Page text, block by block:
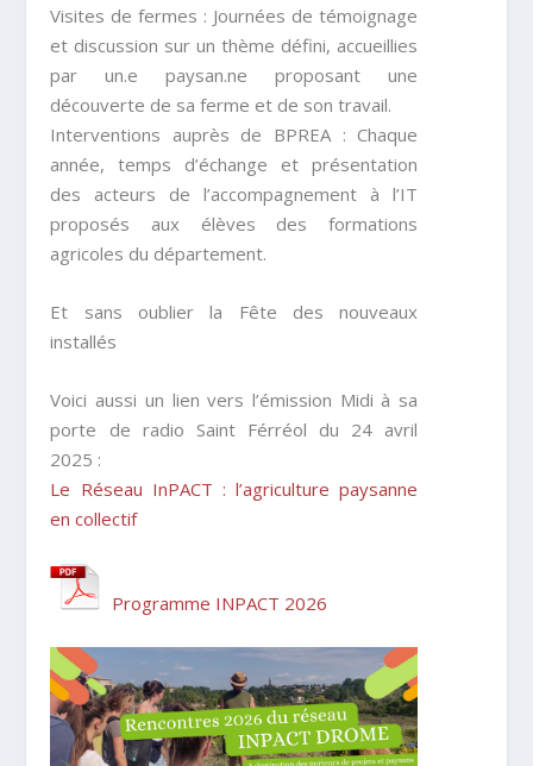
Visites de fermes : Journées de témoignage
et discussion sur un thème défini, accueillies
par un.e paysan.ne proposant une
découverte de sa ferme et de son travail.
Interventions auprès de BPREA : Chaque
année, temps d’échange et présentation
des acteurs de l’accompagnement à l’IT
proposés aux élèves des formations
agricoles du département.
Et sans oublier la Fête des nouveaux
installés
Voici aussi un lien vers l’émission Midi à sa
porte de radio Saint Férréol du 24 avril
2025 :
Le Réseau InPACT : l’agriculture paysanne
en collectif
Programme INPACT 2026